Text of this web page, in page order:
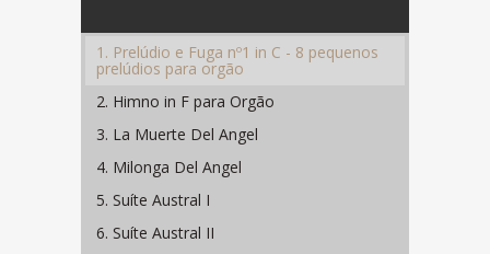
1. Prelúdio e Fuga nº1 in C - 8 pequenos
prelúdios para orgão
2. Himno in F para Orgão
3. La Muerte Del Angel
4. Milonga Del Angel
5. Suíte Austral I
6. Suíte Austral II